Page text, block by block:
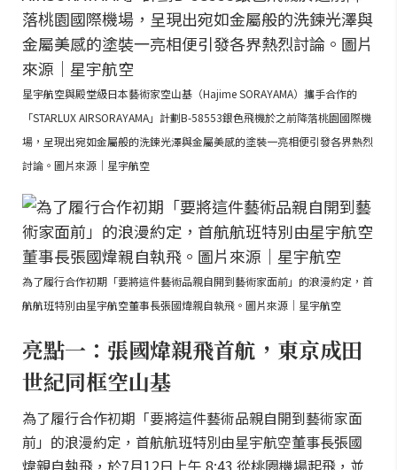
星宇航空與殿堂級日本藝術家空山基（Hajime SORAYAMA）攜手合作的
「STARLUX AIRSORAYAMA」計劃B-58553銀色飛機於之前降落桃園國際機
場，呈現出宛如金屬般的洗鍊光澤與金屬美感的塗裝一亮相便引發各界熱烈
討論。圖片來源｜星宇航空
為了履行合作初期「要將這件藝術品親自開到藝術家面前」的浪漫約定，首
航航班特別由星宇航空董事長張國煒親自執飛。圖片來源｜星宇航空
亮點一：張國煒親飛首航，東京成田
世紀同框空山基
為了履行合作初期「要將這件藝術品親自開到藝術家面
前」的浪漫約定，首航航班特別由星宇航空董事長張國
煒親自執飛，於7月12日上午 8:43 從桃園機場起飛，並